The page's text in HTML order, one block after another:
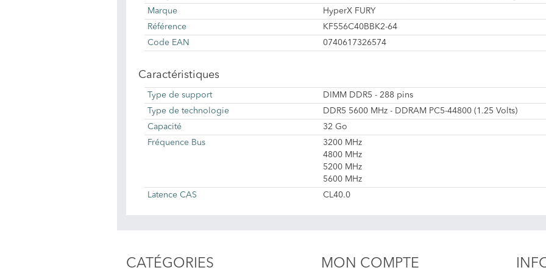
Marque
HyperX FURY
Référence
KF556C40BBK2-64
Code EAN
0740617326574
Caractéristiques
Type de support
DIMM DDR5 - 288 pins
Type de technologie
DDR5 5600 MHz - DDRAM PC5-44800 (1.25 Volts)
Capacité
32 Go
Fréquence Bus
3200 MHz
4800 MHz
5200 MHz
5600 MHz
Latence CAS
CL40.0
CATÉGORIES MON COMPTE